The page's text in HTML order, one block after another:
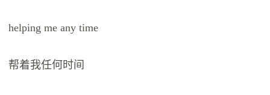
helping me any time
帮着我任何时间